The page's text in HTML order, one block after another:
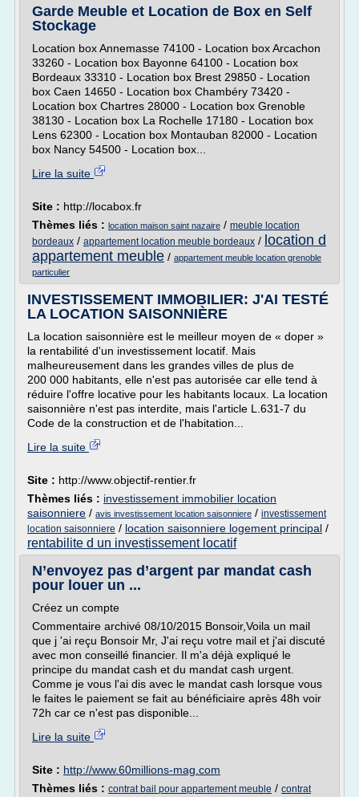
Garde Meuble et Location de Box en Self
Stockage
Location box Annemasse 74100 - Location box Arcachon
33260 - Location box Bayonne 64100 - Location box
Bordeaux 33310 - Location box Brest 29850 - Location
box Caen 14650 - Location box Chambéry 73420 -
Location box Chartres 28000 - Location box Grenoble
38130 - Location box La Rochelle 17180 - Location box
Lens 62300 - Location box Montauban 82000 - Location
box Nancy 54500 - Location box...
Lire la suite
Site : http://locabox.fr
Thèmes liés : location maison saint nazaire / meuble location
bordeaux / appartement location meuble bordeaux / location d
appartement meuble / appartement meuble location grenoble
particulier
INVESTISSEMENT IMMOBILIER: J'AI TESTÉ
LA LOCATION SAISONNIÈRE
La location saisonnière est le meilleur moyen de « doper »
la rentabilité d'un investissement locatif. Mais
malheureusement dans les grandes villes de plus de
200 000 habitants, elle n'est pas autorisée car elle tend à
réduire l'offre locative pour les habitants locaux. La location
saisonnière n'est pas interdite, mais l'article L.631-7 du
Code de la construction et de l'habitation...
Lire la suite
Site : http://www.objectif-rentier.fr
Thèmes liés : investissement immobilier location
saisonniere / avis investissement location saisonniere / investissement
location saisonniere / location saisonniere logement principal /
rentabilite d un investissement locatif
N’envoyez pas d’argent par mandat cash
pour louer un ...
Créez un compte
Commentaire archivé 08/10/2015 Bonsoir,Voila un mail
que j 'ai reçu Bonsoir Mr, J'ai reçu votre mail et j'ai discuté
avec mon conseillé financier. Il m'a déjà expliqué le
principe du mandat cash et du mandat cash urgent.
Comme je vous l'ai dis avec le mandat cash lorsque vous
le faites le paiement se fait au bénéficiaire après 48h voir
72h car ce n'est pas disponible...
Lire la suite
Site : http://www.60millions-mag.com
Thèmes liés : contrat bail pour appartement meuble / contrat